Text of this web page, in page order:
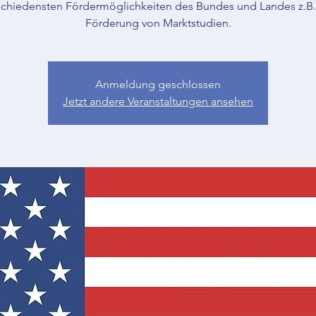
Fördermöglichkeiten des Bundes und Landes
Förderung von Marktstudien.
Anmeldung geschlossen
Jetzt andere Veranstaltungen ansehen